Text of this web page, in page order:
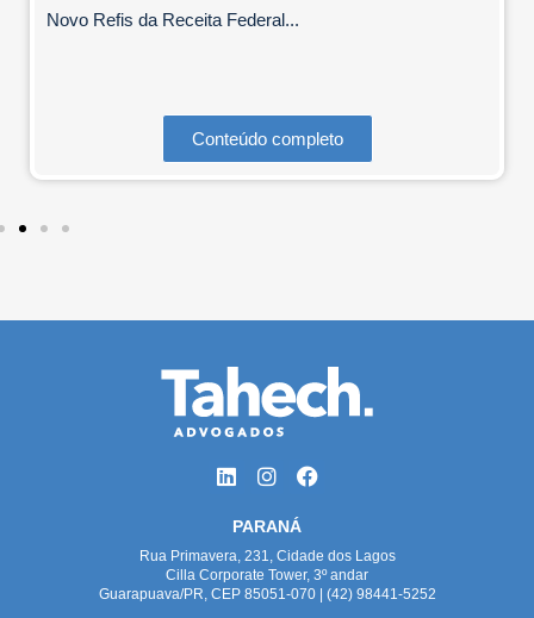
Novo Refis da Receita Federal...
Conteúdo completo
PARANÁ
Rua Primavera, 231, Cidade dos Lagos
Cilla Corporate Tower, 3º andar
Guarapuava/PR, CEP 85051-070 | (42) 98441-5252